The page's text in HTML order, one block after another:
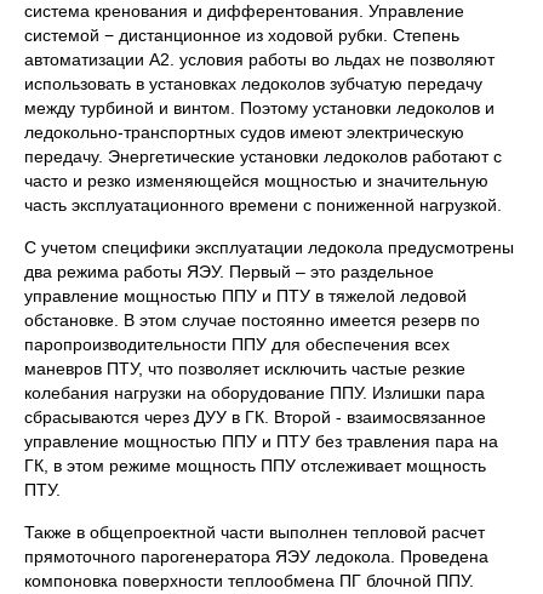
система кренования и дифферентования. Управление
системой − дистанционное из ходовой рубки. Степень
автоматизации А2. условия работы во льдах не позволяют
использовать в установках ледоколов зубчатую передачу
между турбиной и винтом. Поэтому установки ледоколов и
ледокольно-транспортных судов имеют электрическую
передачу. Энергетические установки ледоколов работают с
часто и резко изменяющейся мощностью и значительную
часть эксплуатационного времени с пониженной нагрузкой.
С учетом специфики эксплуатации ледокола предусмотрены
два режима работы ЯЭУ. Первый – это раздельное
управление мощностью ППУ и ПТУ в тяжелой ледовой
обстановке. В этом случае постоянно имеется резерв по
паропроизводительности ППУ для обеспечения всех
маневров ПТУ, что позволяет исключить частые резкие
колебания нагрузки на оборудование ППУ. Излишки пара
сбрасываются через ДУУ в ГК. Второй - взаимосвязанное
управление мощностью ППУ и ПТУ без травления пара на
ГК, в этом режиме мощность ППУ отслеживает мощность
ПТУ.
Также в общепроектной части выполнен тепловой расчет
прямоточного парогенератора ЯЭУ ледокола. Проведена
компоновка поверхности теплообмена ПГ блочной ППУ.